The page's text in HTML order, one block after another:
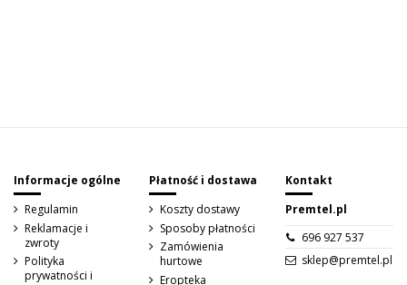
Informacje ogólne
Regulamin
Reklamacje i
zwroty
Polityka
prywatności i
Płatność i dostawa
Koszty dostawy
Sposoby płatności
Zamówienia
hurtowe
Eropteka
Kontakt
Premtel.pl
696 927 537
sklep@premtel.pl